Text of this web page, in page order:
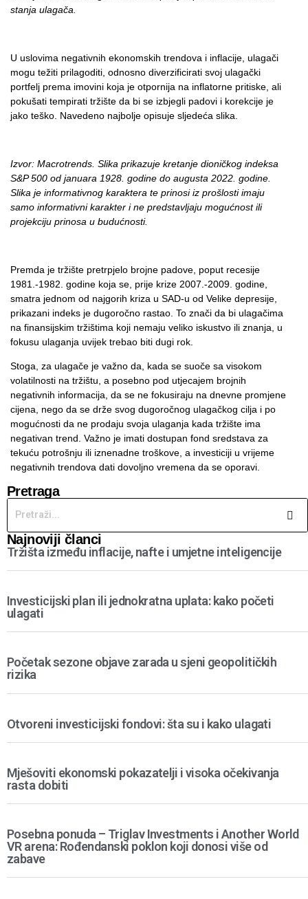
stanja ulagača.
U uslovima negativnih ekonomskih trendova i inflacije, ulagači
mogu težiti prilagoditi, odnosno diverzificirati svoj ulagački
portfelj prema imovini koja je otpornija na inflatorne pritiske, ali
pokušati tempirati tržište da bi se izbjegli padovi i korekcije je
jako teško. Navedeno najbolje opisuje sljedeća slika.
Izvor: Macrotrends. Slika prikazuje kretanje dioničkog indeksa
S&P 500 od januara 1928. godine do augusta 2022. godine.
Slika je informativnog karaktera te prinosi iz prošlosti imaju
samo informativni karakter i ne predstavljaju mogućnost ili
projekciju prinosa u budućnosti.
Premda je tržište pretrpjelo brojne padove, poput recesije
1981.-1982. godine koja se, prije krize 2007.-2009. godine,
smatra jednom od najgorih kriza u SAD-u od Velike depresije,
prikazani indeks je dugoročno rastao. To znači da bi ulagačima
na finansijskim tržištima koji nemaju veliko iskustvo ili znanja, u
fokusu ulaganja uvijek trebao biti dugi rok.
Stoga, za ulagače je važno da, kada se suoče sa visokom
volatilnosti na tržištu, a posebno pod utjecajem brojnih
negativnih informacija, da se ne fokusiraju na dnevne promjene
cijena, nego da se drže svog dugoročnog ulagačkog cilja i po
mogućnosti da ne prodaju svoja ulaganja kada tržište ima
negativan trend. Važno je imati dostupan fond sredstava za
tekuću potrošnju ili iznenadne troškove, a investiciji u vrijeme
negativnih trendova dati dovoljno vremena da se oporavi.
Pretraga
Najnoviji članci
Tržišta između inflacije, nafte i umjetne inteligencije
Investicijski plan ili jednokratna uplata: kako početi
ulagati
Početak sezone objave zarada u sjeni geopolitičkih
rizika
Otvoreni investicijski fondovi: šta su i kako ulagati
Mješoviti ekonomski pokazatelji i visoka očekivanja
rasta dobiti
Posebna ponuda – Triglav Investments i Another World
VR arena: Rođendanski poklon koji donosi više od
zabave